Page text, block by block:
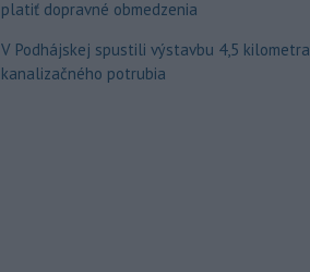
platiť dopravné obmedzenia
V Podhájskej spustili výstavbu 4,5 kilometra
kanalizačného potrubia